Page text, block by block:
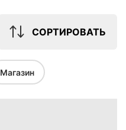
СОРТИРОВАТЬ
Магазин